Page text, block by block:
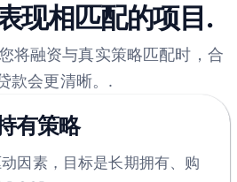
现相匹配的项目.
将融资与真实策略匹配时，合
款会更清晰。.
有策略
因素，目标是长期拥有、购